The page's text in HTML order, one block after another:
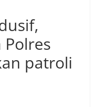
Polres
patroli